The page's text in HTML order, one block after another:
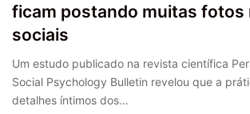
ficam postando muitas fotos
sociais
Um estudo publicado na revista científica
Social Psychology Bulletin revelou que a
detalhes íntimos dos…